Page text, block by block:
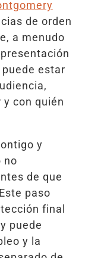
de orden
a menudo
estar
con quién
y
no
de que
paso
final
puede
y la